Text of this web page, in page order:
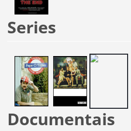
Series
Documentais